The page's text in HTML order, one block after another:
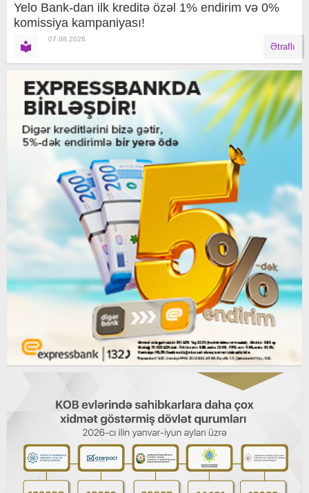
Yelo Bank-dan ilk kreditə özəl 1% endirim və 0%
komissiya kampaniyası!
07.08.2026
Ətraflı